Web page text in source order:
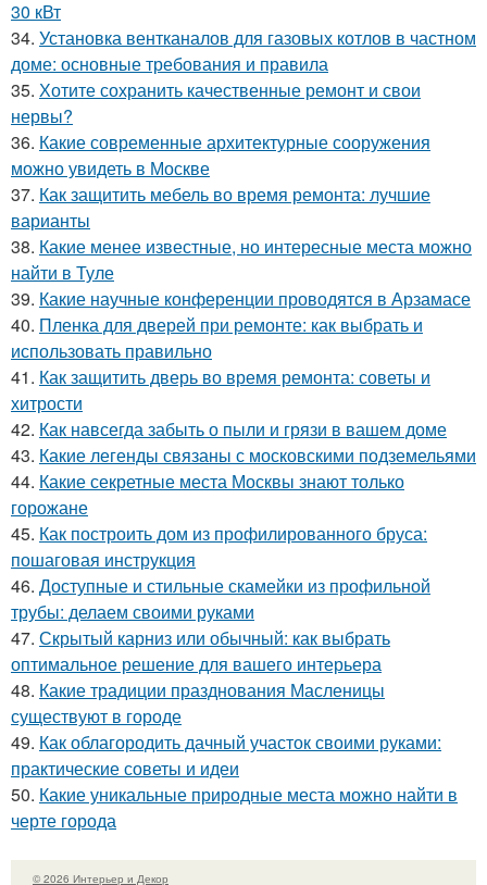
30 кВт
34. Установка вентканалов для газовых котлов в частном
доме: основные требования и правила
35. Хотите сохранить качественные ремонт и свои
нервы?
36. Какие современные архитектурные сооружения
можно увидеть в Москве
37. Как защитить мебель во время ремонта: лучшие
варианты
38. Какие менее известные, но интересные места можно
найти в Туле
39. Какие научные конференции проводятся в Арзамасе
40. Пленка для дверей при ремонте: как выбрать и
использовать правильно
41. Как защитить дверь во время ремонта: советы и
хитрости
42. Как навсегда забыть о пыли и грязи в вашем доме
43. Какие легенды связаны с московскими подземельями
44. Какие секретные места Москвы знают только
горожане
45. Как построить дом из профилированного бруса:
пошаговая инструкция
46. Доступные и стильные скамейки из профильной
трубы: делаем своими руками
47. Скрытый карниз или обычный: как выбрать
оптимальное решение для вашего интерьера
48. Какие традиции празднования Масленицы
существуют в городе
49. Как облагородить дачный участок своими руками:
практические советы и идеи
50. Какие уникальные природные места можно найти в
черте города
© 2026 Интерьер и Декор